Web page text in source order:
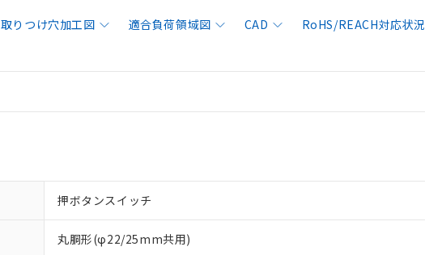
取りつけ穴加工図 適合負荷領域図 CAD RoHS/REACH対応状況
押ボタンスイッチ
丸胴形(φ22/25mm共用)